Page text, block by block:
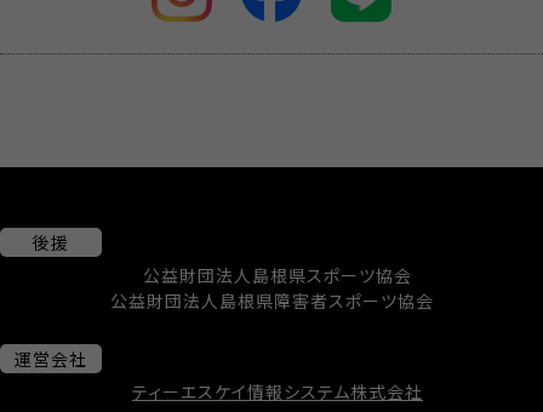
後援
公益財団法人島根県スポーツ協会
公益財団法人島根県障害者スポーツ協会
運営会社
ティーエスケイ情報システム株式会社